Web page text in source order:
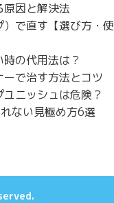
原因と解決法
で直す【選び方・使
の代用法は？
で治す方法とコツ
ニッシュは危険？
ない見極め方6選